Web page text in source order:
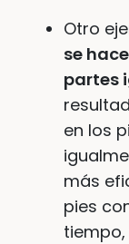
Otro
se
partes
en los
más
pies